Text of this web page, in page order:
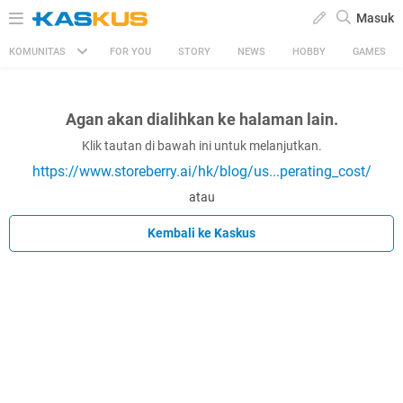
Masuk
KOMUNITAS FOR YOU STORY NEWS HOBBY GAMES
Agan akan dialihkan ke halaman lain.
Klik tautan di bawah ini untuk melanjutkan.
https://www.storeberry.ai/hk/blog/us...perating_cost/
atau
Kembali ke Kaskus